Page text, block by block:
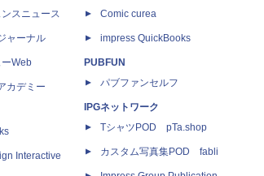
スニュース
ャーナル
Web
カデミー
Interactive
Comic curea
impress QuickBooks
PUBFUN
パブファンセルフ
IPGネットワーク
TシャツPOD pTa.shop
カスタム写真集POD fabli